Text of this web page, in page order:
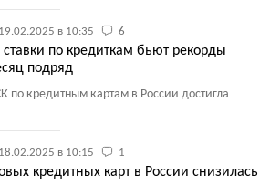
19.02.2025 в 10:35 6
по кредиткам бьют рекорды
подряд
по кредитным картам в России достигла
18.02.2025 в 10:15 1
кредитных карт в России снизилась